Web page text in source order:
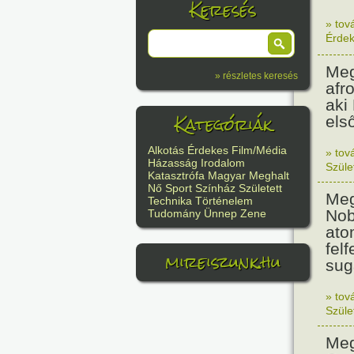
Keresés
» részletes keresés
Kategóriák
Alkotás Érdekes Film/Média
Házasság Irodalom
Katasztrófa Magyar Meghalt
Nő Sport Színház Született
Technika Történelem
Tudomány Ünnep Zene
mireiszunk.hu
»
aki
»
»